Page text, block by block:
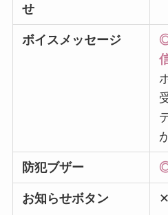
せ
ボイスメッセージ
防犯ブザー
お知らせボタン